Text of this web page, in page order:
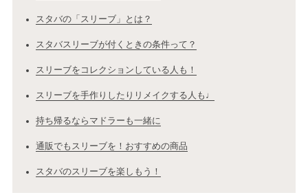
スタバの「スリーブ」とは？
スタバスリーブが付くときの条件って？
スリーブをコレクションしている人も！
スリーブを手作りしたりリメイクする人も♩
持ち帰るならマドラーも一緒に
通販でもスリーブを！おすすめの商品
スタバのスリーブを楽しもう！